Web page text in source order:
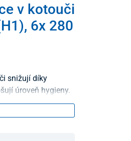
v kotouči
6x 280
snižují díky
úroveň hygieny.